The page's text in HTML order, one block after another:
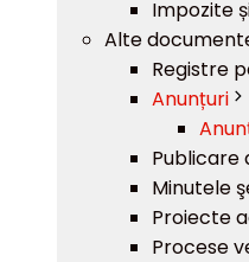
Impozite
Alte
Registre
Anunțuri
Publicare
Minutele
Proiecte
Procese